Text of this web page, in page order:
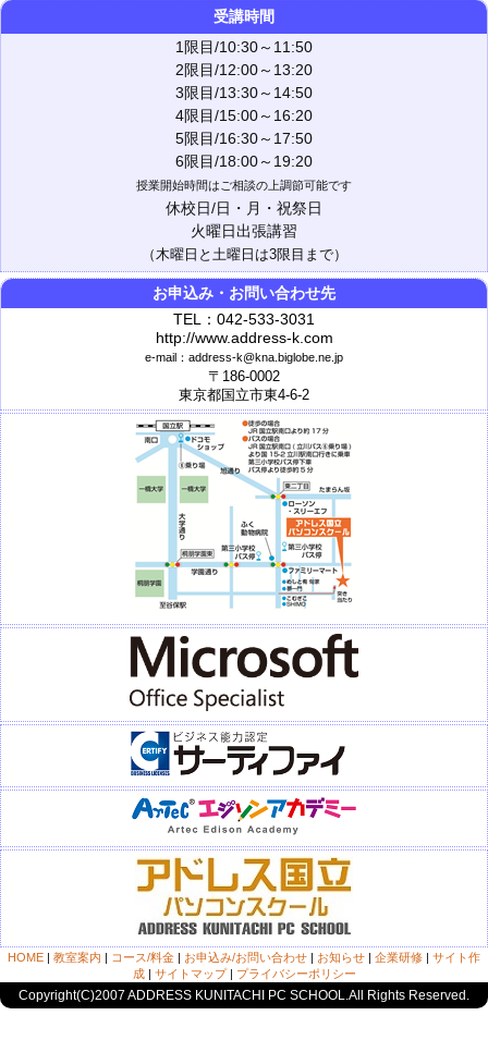
受講時間
1限目/10:30～11:50
2限目/12:00～13:20
3限目/13:30～14:50
4限目/15:00～16:20
5限目/16:30～17:50
6限目/18:00～19:20
授業開始時間はご相談の上調節可能です
休校日/日・月・祝祭日
火曜日出張講習
（木曜日と土曜日は3限目まで）
お申込み・お問い合わせ先
TEL：042-533-3031
http://www.address-k.com
e-mail：address-k@kna.biglobe.ne.jp
〒186-0002
東京都国立市東4-6-2
HOME | 教室案内 | コース/料金 | お申込み/お問い合わせ | お知らせ | 企業研修 | サイト作
成| サイトマップ| プライバシーポリシー
Copyright(C)2007 ADDRESS KUNITACHI PC SCHOOL.All Rights Reserved.